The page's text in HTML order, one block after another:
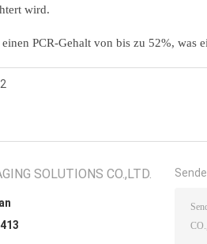
wird.
PCR-Gehalt von bis zu 52%, was
SOLUTIONS CO.,LTD.